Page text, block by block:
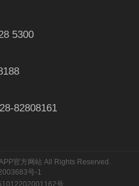
5300
82808161
官方网站 All Rights Reserved.
号-1